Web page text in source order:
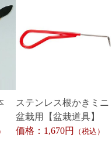
ステンレス根かきミニ
盆栽用【盆栽道具】
価格：1,670円
（税込）